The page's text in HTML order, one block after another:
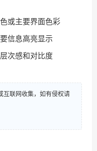
或主要界面色彩
信息高亮显示
次感和对比度
互联网收集，如有侵权请